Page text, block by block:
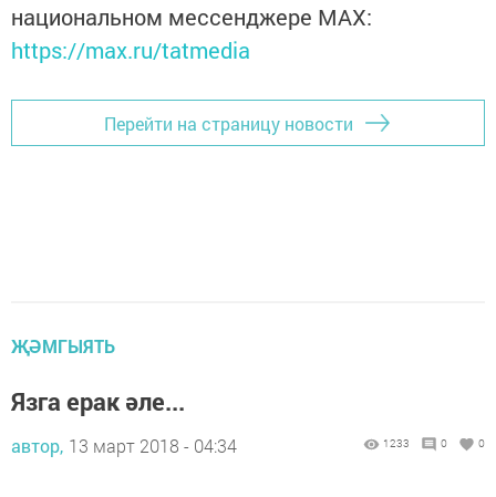
национальном мессенджере MАХ:
https://max.ru/tatmedia
Перейти на страницу новости
ҖӘМГЫЯТЬ
Язга ерак әле...
автор, 13 март 2018 - 04:34 1233 0 0